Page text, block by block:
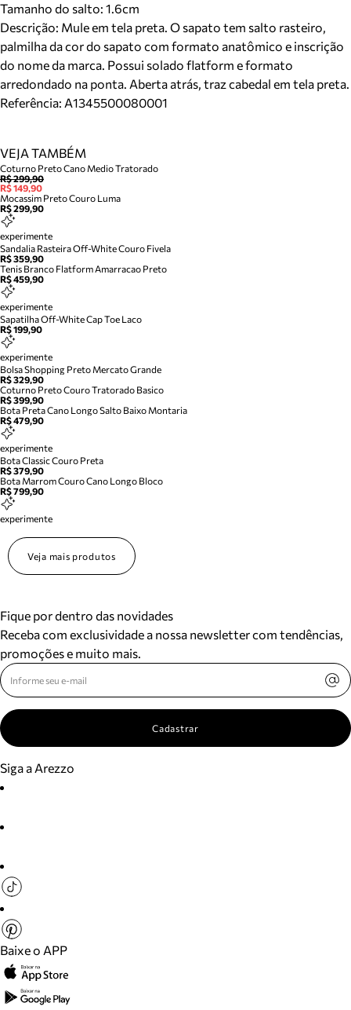
Tamanho do salto: 1.6cm
Descrição: Mule em tela preta. O sapato tem salto rasteiro,
palmilha da cor do sapato com formato anatômico e inscrição
do nome da marca. Possui solado flatform e formato
arredondado na ponta. Aberta atrás, traz cabedal em tela preta.
Referência: A1345500080001
VEJA TAMBÉM
Coturno Preto Cano Medio Tratorado
R$ 299,90
R$ 149,90
Mocassim Preto Couro Luma
R$ 299,90
experimente
Sandalia Rasteira Off-White Couro Fivela
R$ 359,90
Tenis Branco Flatform Amarracao Preto
R$ 459,90
experimente
Sapatilha Off-White Cap Toe Laco
R$ 199,90
experimente
Bolsa Shopping Preto Mercato Grande
R$ 329,90
Coturno Preto Couro Tratorado Basico
R$ 399,90
Bota Preta Cano Longo Salto Baixo Montaria
R$ 479,90
experimente
Bota Classic Couro Preta
R$ 379,90
Bota Marrom Couro Cano Longo Bloco
R$ 799,90
experimente
Veja mais produtos
Fique por dentro das novidades
Receba com exclusividade a nossa newsletter com tendências,
promoções e muito mais.
Cadastrar
Siga a Arezzo
Baixe o APP